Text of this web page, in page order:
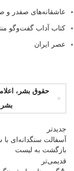
عاشقانه‌های صفدر و
کتاب آداب گفت‌و‌گو
عصر ایران
حقوق بشر،
جدیدتر
آسفالت سنگدانه‌ای
بازگشت بە لیست
قدیمی‌تر